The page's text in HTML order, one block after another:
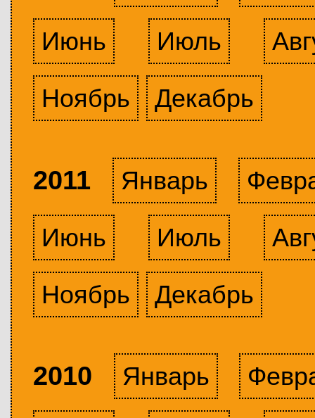
Июнь
Июль
Ноябрь
Декабрь
2011 Январь
Июнь
Июль
Ноябрь
Декабрь
2010 Январь